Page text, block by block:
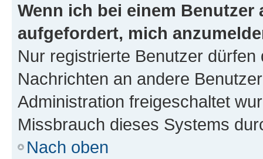
Wenn ich bei einem
aufgefordert, mich
Nur registrierte Benutzer
Nachrichten an andere
Administration freigeschaltet
Missbrauch dieses Systems
Nach oben